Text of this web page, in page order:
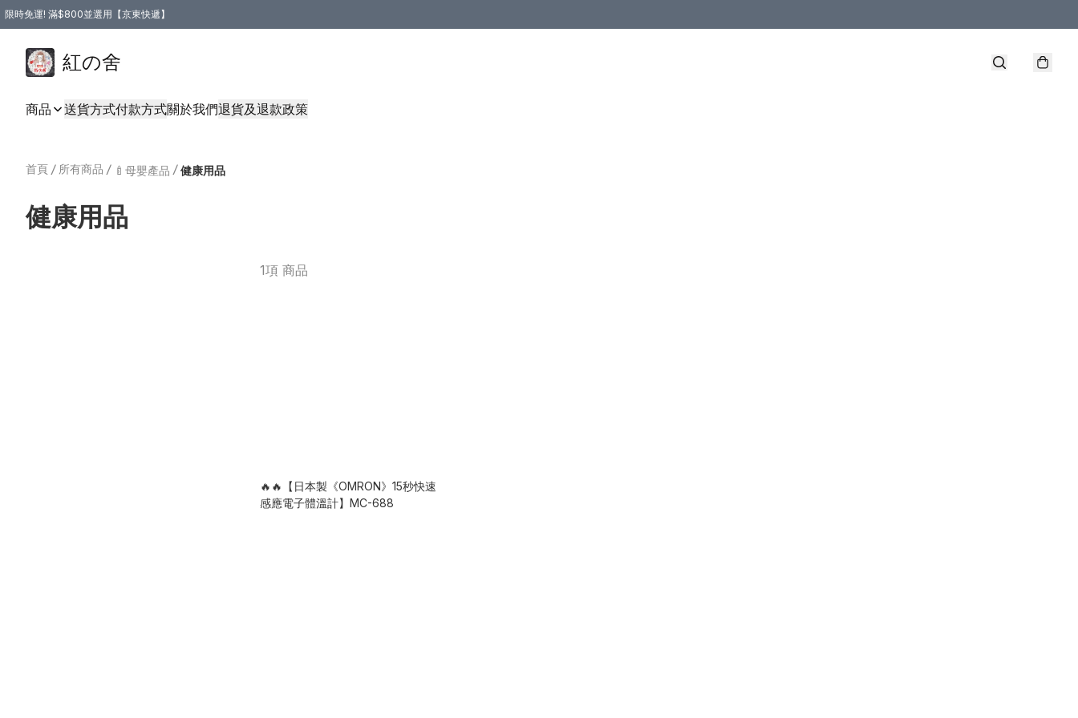
限時免運! 滿$800並選用【京東快遞】
紅の舍
商品 送貨方式付款方式關於我們退貨及退款政策
首頁 / 所有商品 / 🍼母嬰產品 / 健康用品
健康用品
1項 商品
🔥🔥【日本製《OMRON》15秒快速
感應電子體溫計】MC-688